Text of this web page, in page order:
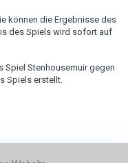
können die Ergebnisse des
des Spiels wird sofort auf
Spiel Stenhousemuir gegen
Spiels erstellt.